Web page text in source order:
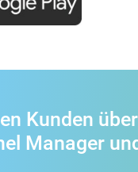
Kunden
Manager